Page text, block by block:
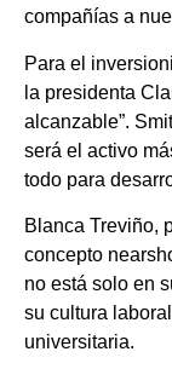
compañías a
Para el
la presidenta
alcanzable”.
será el activo
todo para
Blanca Treviño,
concepto
no está solo en
su cultura
universitaria.